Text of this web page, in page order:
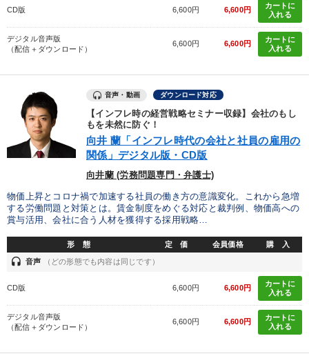
キーワード
仕事術・ビジネスハック 不動産投資
※「更新」を押すと「カテゴリー」「目的別」「キーワード」を更新いただけます。
タグから探す
すべての音声・動画（全2077タイトル）からお探しいただけます
経済予測 リピート ドラッカー
不動産 DX M&A 資産運用
CD版 6,600円 6,600円
カートに
入れる
デジタル音声版
（配信＋ダウンロード）
6,600円 6,600円
カートに
入れる
音声・動画 ダウンロード対応
【インフレ時の経営戦略セミナー収録】会社のもし
もを未然に防ぐ！
向井 蘭「インフレ時代の会社と社員の雇用の
関係」デジタル版・CD版
向井蘭 (労務問題専門・弁護士)
物価上昇とコロナ禍で加速する社員の働き方の意識変化。これから急増
する労働問題と対策とは。賃金制度をめぐる対応と裁判例、物価高への
賞与活用、会社に合う人材を獲得する採用戦略…
形 態 定 価 会員価格 購 入
headset 音声 （どの形態でも内容は同じです）
CD版 6,600円 6,600円
カートに
入れる
デジタル音声版
（配信＋ダウンロード）
6,600円 6,600円
カートに
入れる